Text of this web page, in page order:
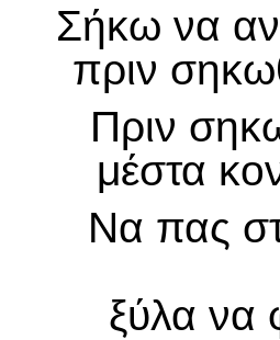
Σήκω να
πριν
Πριν
μέστα
Να πας
ξύλα να